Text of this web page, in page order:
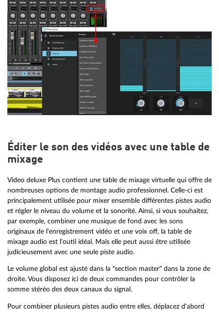
Éditer le son des vidéos avec une table de
mixage
Video deluxe Plus contient une table de mixage virtuelle qui offre de
nombreuses options de montage audio professionnel. Celle-ci est
principalement utilisée pour mixer ensemble différentes pistes audio
et régler le niveau du volume et la sonorité. Ainsi, si vous souhaitez,
par exemple, combiner une musique de fond avec les sons
originaux de l'enregistrement vidéo et une voix off, la table de
mixage audio est l'outil idéal. Mais elle peut aussi être utilisée
judicieusement avec une seule piste audio.
Le volume global est ajusté dans la "section master" dans la zone de
droite. Vous disposez ici de deux commandes pour contrôler la
somme stéréo des deux canaux du signal.
Pour combiner plusieurs pistes audio entre elles, déplacez d'abord